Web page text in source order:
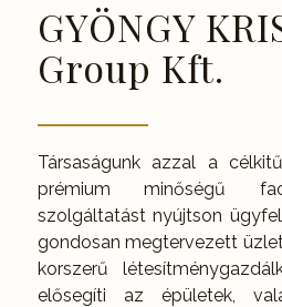
GYÖNGY
Group Kft.
Társaságunk azzal a
prémium minőségű
szolgáltatást nyújtson
gondosan megtervezett
korszerű
elősegíti az épületek,